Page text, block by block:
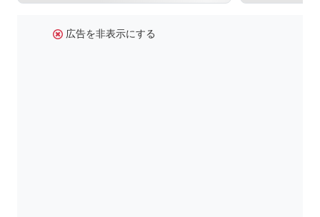
広告を非表示にする